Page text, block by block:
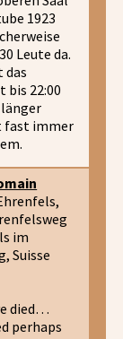
1923
Leute da.
das
bis 22:00
fast immer
im
Suisse
died…
perhaps